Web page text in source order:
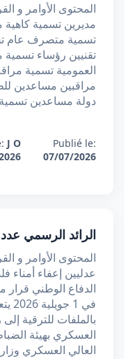
المحتوى الأوامر و
مديرين تسمية
تسمية متصرف عام
تقنيين رؤساء تسمية
العمومية تسمية
مراقبين مساعدين
دولة مساعدين
Publié le:
07/07/2026
J O
الرائد الرسمي عدد 67 بتاريخ 03 جويلية 2026
المحتوى الأوامر و
عدليين إعفاء أمناء
الدفاع الوطني قرار
في
بالملفات للترقية إلى
العسكري بهيئة
العالي العسكري